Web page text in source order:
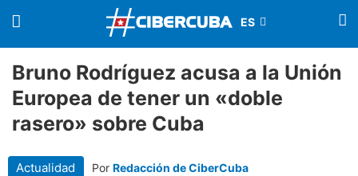
Bruno Rodríguez acusa a la Unión
Europea de tener un «doble
rasero» sobre Cuba
Actualidad Por Redacción de CiberCuba